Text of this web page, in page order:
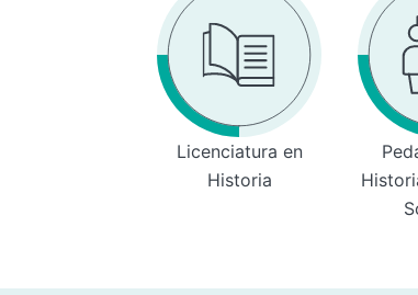
Licenciatura en
Historia